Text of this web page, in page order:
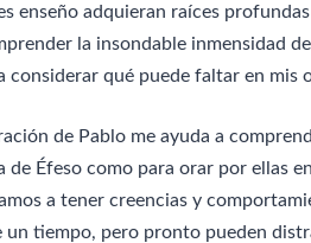
enseño adquieran raíces
la insondable inmensidad
considerar qué puede faltar en mis
de Pablo me ayuda a
Éfeso como para orar por ellas
a tener creencias y
un tiempo, pero pronto pueden